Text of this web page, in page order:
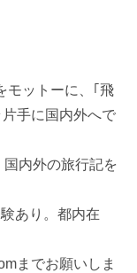
モットーに、｢飛
手に国内外へで
内外の旅行記を
あり。都内在
までお願いしま